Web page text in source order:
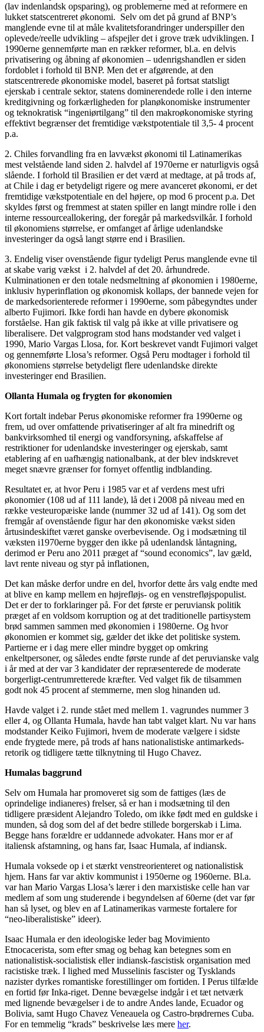
(lav indenlandsk opsparing), og problemerne med at reformere en
lukket statscentreret økonomi. Selv om det på grund af BNP’s
manglende evne til at måle kvalitetsforandringer underspiller den
oplevede/reelle udvikling – afspejler det i grove træk udviklingen. I
1990erne gennemførte man en rækker reformer, bl.a. en delvis
privatisering og åbning af økonomien – udenrigshandlen er siden
fordoblet i forhold til BNP. Men det er afgørende, at den
statscentrerede økonomiske model, baseret på fortsat statsligt
ejerskab i centrale sektor, statens dominerendede rolle i den interne
kreditgivning og forkærligheden for planøkonomiske instrumenter
og teknokratisk “ingeniørtilgang” til den makroøkonomiske styring
effektivt begrænser det fremtidige vækstpotentiale til 3,5- 4 procent
p.a.
2. Chiles forvandling fra en lavvækst økonomi til Latinamerikas
mest velstående land siden 2. halvdel af 1970erne er naturligvis også
slående. I forhold til Brasilien er det værd at medtage, at på trods af,
at Chile i dag er betydeligt rigere og mere avanceret økonomi, er det
fremtidige vækstpotentiale en del højere, op mod 6 procent p.a. Det
skyldes først og fremmest at staten spiller en langt mindre rolle i den
interne ressourceallokering, der foregår på markedsvilkår. I forhold
til økonomiens størrelse, er omfanget af årlige udenlandske
investeringer da også langt større end i Brasilien.
3. Endelig viser ovenstående figur tydeligt Perus manglende evne til
at skabe varig vækst i 2. halvdel af det 20. århundrede.
Kulminationen er den totale nedsmeltning af økonomien i 1980erne,
inklusiv hyperinflation og økonomisk kollaps, der bannede vejen for
de markedsorienterede reformer i 1990erne, som påbegyndtes under
alberto Fujimori. Ikke fordi han havde en dybere økonomisk
forståelse. Han gik faktisk til valg på ikke at ville privatisere og
liberalisere. Det valgprogram stod hans modstander ved valget i
1990, Mario Vargas Llosa, for. Kort beskrevet vandt Fujimori valget
og gennemførte Llosa’s reformer. Også Peru modtager i forhold til
økonomiens størrelse betydeligt flere udenlandske direkte
investeringer end Brasilien.
Ollanta Humala og frygten for økonomien
Kort fortalt indebar Perus økonomiske reformer fra 1990erne og
frem, ud over omfattende privatiseringer af alt fra minedrift og
bankvirksomhed til energi og vandforsyning, afskaffelse af
restriktioner for udenlandske investeringer og ejerskab, samt
etablering af en uafhængig nationalbank, at der blev indskrevet
meget snævre grænser for fornyet offentlig indblanding.
Resultatet er, at hvor Peru i 1985 var et af verdens mest ufri
økonomier (108 ud af 111 lande), lå det i 2008 på niveau med en
række vesteuropæiske lande (nummer 32 ud af 141). Og som det
fremgår af ovenstående figur har den økonomiske vækst siden
årtusindeskiftet været ganske overbevisende. Og i modsætning til
væksten i1970erne bygger den ikke på udenlandsk låntagning,
derimod er Peru ano 2011 præget af “sound economics”, lav gæld,
lavt rente niveau og styr på inflationen,
Det kan måske derfor undre en del, hvorfor dette års valg endte med
at blive en kamp mellem en højrefløjs- og en venstrefløjspopulist.
Det er der to forklaringer på. For det første er peruviansk politik
præget af en voldsom korruption og at det traditionelle partisystem
brød sammen sammen med økonomien i 1980erne. Og hvor
økonomien er kommet sig, gælder det ikke det politiske system.
Partierne er i dag mere eller mindre bygget op omkring
enkeltpersoner, og således endte første runde af det peruvianske valg
i år med at der var 3 kandidater der repræsenterede de moderate
borgerligt-centrumretterede kræfter. Ved valget fik de tilsammen
godt nok 45 procent af stemmerne, men slog hinanden ud.
Havde valget i 2. runde stået med mellem 1. vagrundes nummer 3
eller 4, og Ollanta Humala, havde han tabt valget klart. Nu var hans
modstander Keiko Fujimori, hvem de moderate vælgere i sidste
ende frygtede mere, på trods af hans nationalistiske antimarkeds-
retorik og tidligere tætte tilknytning til Hugo Chavez.
Humalas baggrund
Selv om Humala har promoveret sig som de fattiges (læs de
oprindelige indianeres) frelser, så er han i modsætning til den
tidligere præsident Alejandro Toledo, om ikke født med en guldske i
munden, så dog som del af det bedre stillede borgerskab i Lima.
Begge hans forældre er uddannede advokater. Hans mor er af
italiensk afstamning, og hans far, Isaac Humala, af indiansk.
Humala voksede op i et stærkt venstreorienteret og nationalistisk
hjem. Hans far var aktiv kommunist i 1950erne og 1960erne. Bl.a.
var han Mario Vargas Llosa’s lærer i den marxistiske celle han var
medlem af som ung studerende i begyndelsen af 60erne (det var før
han så lyset, og blev en af Latinamerikas varmeste fortalere for
“neo-liberalistiske” ideer).
Isaac Humala er den ideologiske leder bag Movimiento
Etnocacerista, som efter smag og behag kan betegnes som en
nationalistisk-socialistisk eller indiansk-fascistisk organisation med
racistiske træk. I lighed med Musselinis fascister og Tysklands
nazister dyrkes romantiske forestillinger om fortiden. I Perus tilfælde
en fortid før Inka-riget. Denne bevægelse indgår i et tæt netværk
med lignende bevægelser i de to andre Andes lande, Ecuador og
Bolivia, samt Hugo Chavez Veneauela og Castro-brødrernes Cuba.
For en temmelig “krads” beskrivelse læs mere her.